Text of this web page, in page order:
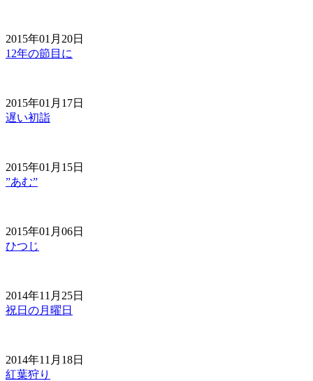
2015年01月20日
12年の節目に
2015年01月17日
遅い初詣
2015年01月15日
”あむ”
2015年01月06日
ひつじ
2014年11月25日
祝日の月曜日
2014年11月18日
紅葉狩り